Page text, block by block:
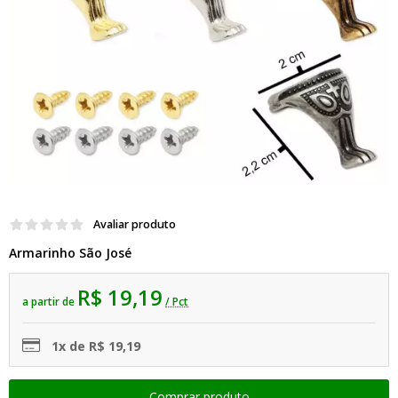
Avaliar produto
Armarinho São José
a partir de R$ 19,19 / Pct
1x de R$ 19,19